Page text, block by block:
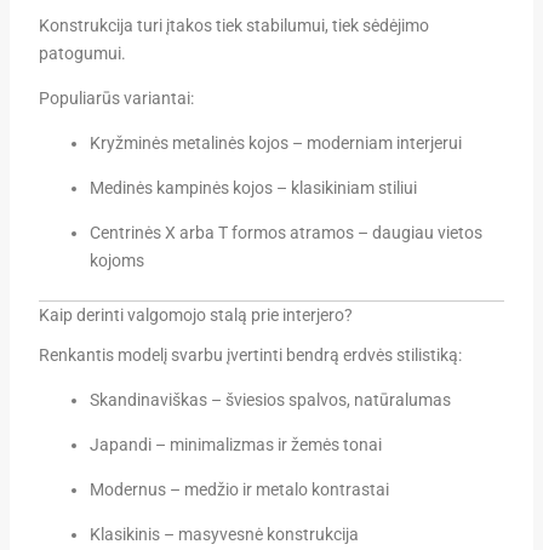
Konstrukcija turi įtakos tiek stabilumui, tiek sėdėjimo
patogumui.
Populiarūs variantai:
Kryžminės metalinės kojos – moderniam interjerui
Medinės kampinės kojos – klasikiniam stiliui
Centrinės X arba T formos atramos – daugiau vietos
kojoms
Kaip derinti valgomojo stalą prie interjero?
Renkantis modelį svarbu įvertinti bendrą erdvės stilistiką:
Skandinaviškas – šviesios spalvos, natūralumas
Japandi – minimalizmas ir žemės tonai
Modernus – medžio ir metalo kontrastai
Klasikinis – masyvesnė konstrukcija